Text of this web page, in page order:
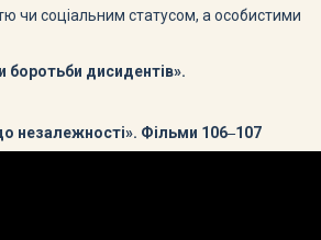
чи соціальним статусом, а особистими
дисидентів».
незалежності». Фільми 106‒107